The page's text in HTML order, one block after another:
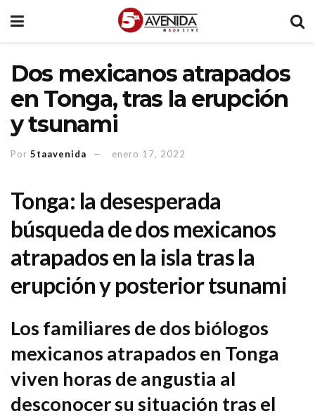
Dos mexicanos atrapados
en Tonga, tras la erupción
y tsunami
Por 5taavenida enero 17, 2022
Tonga: la desesperada
búsqueda de dos mexicanos
atrapados en la isla tras la
erupción y posterior tsunami
Los familiares de dos biólogos
mexicanos atrapados en Tonga
viven horas de angustia al
desconocer su situación tras el